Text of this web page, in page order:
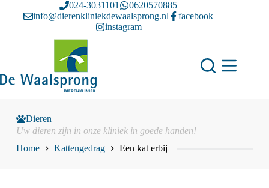
024-3031101
0620570885
info@dierenkliniekdewaalsprong.nl
facebook
instagram
Dieren
Uw dieren zijn in onze kliniek in goede handen!
Home
Kattengedrag Een kat erbij